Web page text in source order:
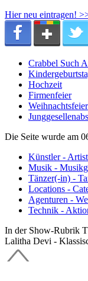
Hier neu eintragen!
Crabbel Such
Hochzeit
Firmenfeier
Weihnachtsfeier
Die Seite wurde am
Künstler -
Musik -
Tänzer(-in) -
Locations -
Agenturen -
Technik -
In der Show-Rubrik
Lalitha Devi -